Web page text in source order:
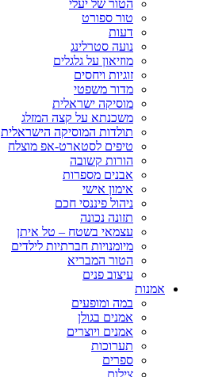
הטור של יעלי
טור ספורט
דעות
נועה סטרלינג
מוזיאון על גלגלים
זוגיות ויחסים
מדור משפטי
מוסיקה ישראלית
משכנתא על קצה המזלג
תולדות המוסיקה הישראלית
טיפים לסטארט-אפ מוצלח
הורות קשובה
אבנים מספרות
אימון אישי
ניהול פיננסי חכם
תזונה נכונה
עצמאי בשטח – טל איתן
מיומנויות חברתיות לילדים
הטור המבריא
עיצוב פנים
אמנות
במה ומופעים
אמנים בגולן
אמנים ויוצרים
תערוכות
ספרים